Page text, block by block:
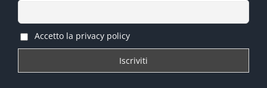
Accetto la privacy policy